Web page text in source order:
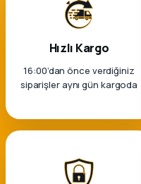
Hızlı Kargo
16:00’dan önce verdiğiniz
siparişler aynı gün kargoda